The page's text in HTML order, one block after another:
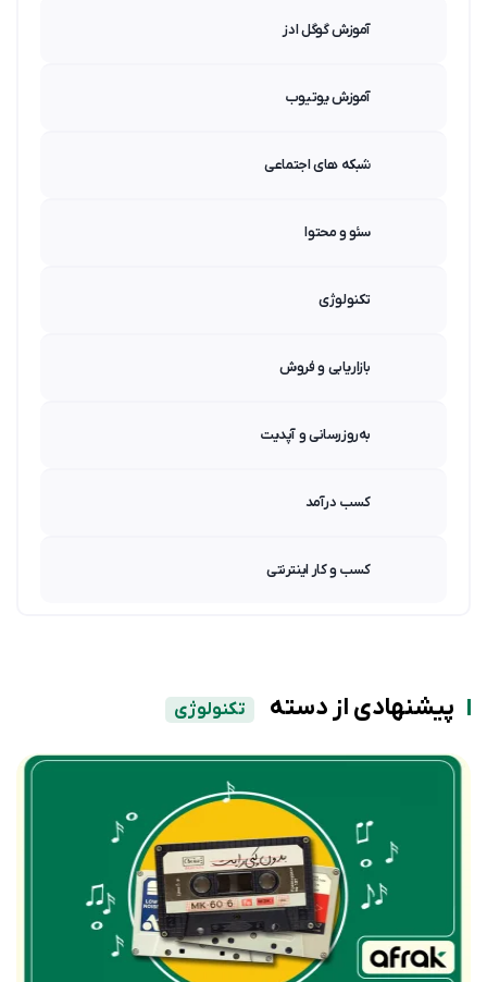
آموزش گوگل ادز
آموزش یوتیوب
شبکه های اجتماعی
سئو و محتوا
تکنولوژی
بازاریابی و فروش
به‌روزرسانی و آپدیت
کسب درآمد
کسب و کار اینترنتی
پیشنهادی از دسته تکنولوژی